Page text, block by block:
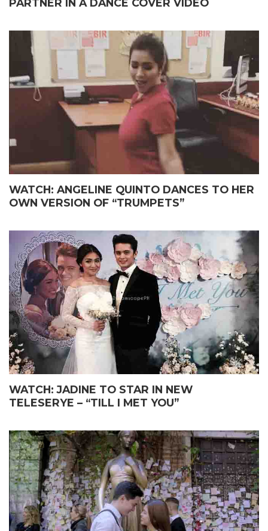
PARTNER IN A DANCE COVER VIDEO
WATCH: ANGELINE QUINTO DANCES TO HER
OWN VERSION OF “TRUMPETS”
WATCH: JADINE TO STAR IN NEW
TELESERYE – “TILL I MET YOU”